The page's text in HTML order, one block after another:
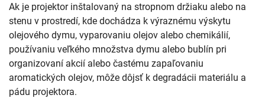
Ak je projektor inštalovaný na stropnom držiaku alebo na
stenu v prostredí, kde dochádza k výraznému výskytu
olejového dymu, vyparovaniu olejov alebo chemikálií,
používaniu veľkého množstva dymu alebo bublín pri
organizovaní akcií alebo častému zapaľovaniu
aromatických olejov, môže dôjsť k degradácii materiálu a
pádu projektora.